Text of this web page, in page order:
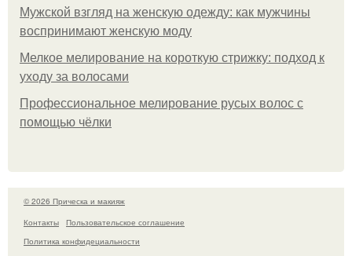
Мужской взгляд на женскую одежду: как мужчины
воспринимают женскую моду
Мелкое мелирование на короткую стрижку: подход к
уходу за волосами
Профессиональное мелирование русых волос с
помощью чёлки
© 2026 Прическа и макияж
Контакты
Пользовательское соглашение
Политика конфидециальности